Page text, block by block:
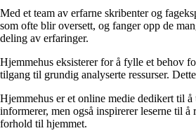
Med et team av erfarne skribenter og
som ofte blir oversett, og fanger opp de
deling av erfaringer.
Hjemmehus eksisterer for å fylle et behov
tilgang til grundig analyserte ressurser.
Hjemmehus er et online medie dedikert til
informerer, men også inspirerer leserne til
forhold til hjemmet.